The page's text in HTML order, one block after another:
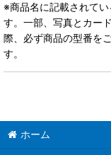
※商品名に記載されて
す。一部、写真とカー
際、必ず商品の型番を
す。
ホーム